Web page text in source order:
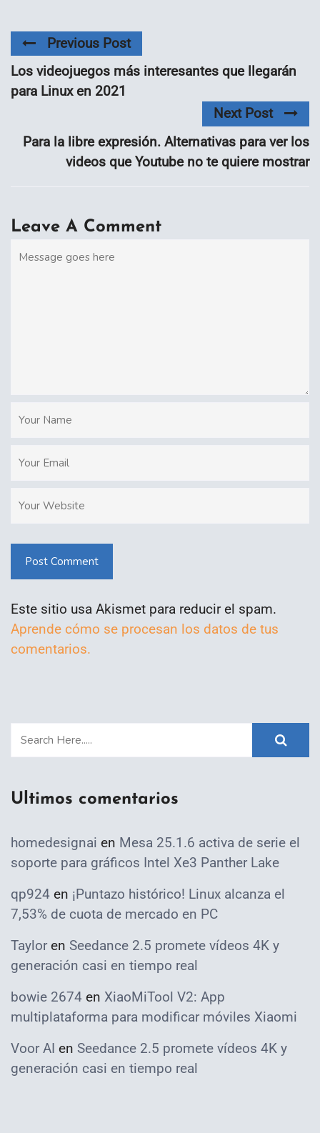
Previous Post
Los videojuegos más interesantes que llegarán
para Linux en 2021
Next Post
Para la libre expresión. Alternativas para ver los
videos que Youtube no te quiere mostrar
Leave A Comment
Post Comment
Este sitio usa Akismet para reducir el spam.
Aprende cómo se procesan los datos de tus
comentarios.
Ultimos comentarios
homedesignai en Mesa 25.1.6 activa de serie el
soporte para gráficos Intel Xe3 Panther Lake
qp924 en ¡Puntazo histórico! Linux alcanza el
7,53% de cuota de mercado en PC
Taylor en Seedance 2.5 promete vídeos 4K y
generación casi en tiempo real
bowie 2674 en XiaoMiTool V2: App
multiplataforma para modificar móviles Xiaomi
Voor AI en Seedance 2.5 promete vídeos 4K y
generación casi en tiempo real